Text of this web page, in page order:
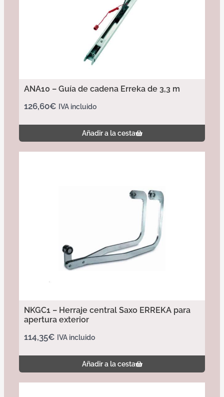
ANA10 – Guía de cadena Erreka de 3,3 m
126,60€ IVA incluido
Añadir a la cesta
NKGC1 – Herraje central Saxo ERREKA para
apertura exterior
114,35€ IVA incluido
Añadir a la cesta